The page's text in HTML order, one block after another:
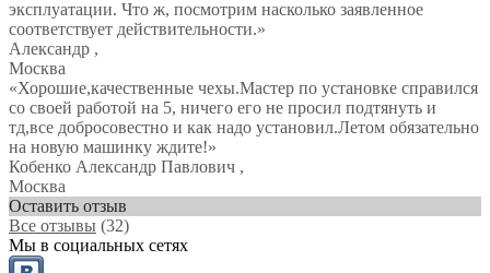
эксплуатации. Что ж, посмотрим насколько заявленное
соответствует действительности.»
Александр ,
Москва
«Хорошие,качественные чехы.Мастер по установке справился
со своей работой на 5, ничего его не просил подтянуть и
тд,все добросовестно и как надо установил.Летом обязательно
на новую машинку ждите!»
Кобенко Александр Павлович ,
Москва
Оставить отзыв
Все отзывы (32)
Мы в социальных сетях